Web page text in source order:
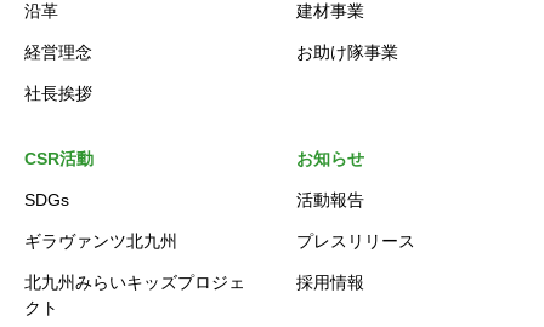
沿革
経営理念
社長挨拶
建材事業
お助け隊事業
CSR活動
SDGs
ギラヴァンツ北九州
北九州みらいキッズプロジェ
クト
お知らせ
活動報告
プレスリリース
採用情報